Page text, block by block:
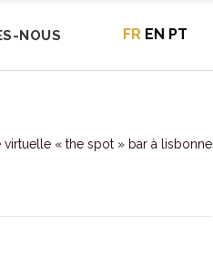
NOUS FR EN PT
virtuelle « the spot » bar à lisbonne